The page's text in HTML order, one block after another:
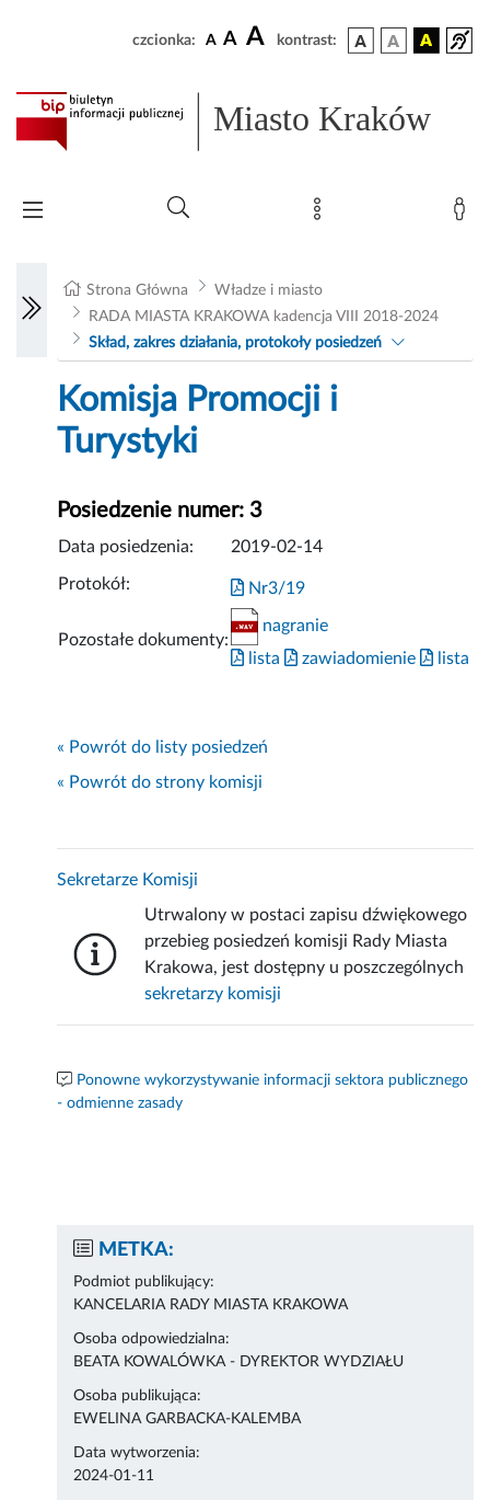
czcionka: A A A kontrast:
Miasto Kraków
Strona Główna
Władze i miasto
RADA MIASTA KRAKOWA kadencja VIII 2018-2024
Skład, zakres działania, protokoły posiedzeń
Komisja Promocji i
Turystyki
Posiedzenie numer: 3
Data posiedzenia: 2019-02-14
Protokół: Nr3/19
Pozostałe dokumenty:
nagranie
lista
zawiadomienie lista
« Powrót do listy posiedzeń
« Powrót do strony komisji
Sekretarze Komisji
Utrwalony w postaci zapisu dźwiękowego
przebieg posiedzeń komisji Rady Miasta
Krakowa, jest dostępny u poszczególnych
sekretarzy komisji
Ponowne wykorzystywanie informacji sektora publicznego
- odmienne zasady
METKA:
Podmiot publikujący:
KANCELARIA RADY MIASTA KRAKOWA
Osoba odpowiedzialna:
BEATA KOWALÓWKA - DYREKTOR WYDZIAŁU
Osoba publikująca:
EWELINA GARBACKA-KALEMBA
Data wytworzenia:
2024-01-11